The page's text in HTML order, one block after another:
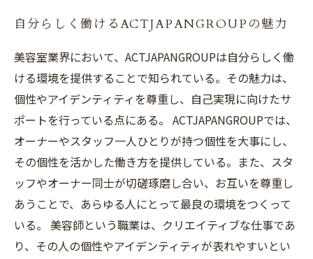
自分らしく働けるACTJAPANGROUPの魅力
美容室業界において、ACTJAPANGROUPは自分らしく働
ける環境を提供することで知られている。その魅力は、
個性やアイデンティティを尊重し、自己実現に向けたサ
ポートを行っている点にある。 ACTJAPANGROUPでは、
オーナーやスタッフ一人ひとりが持つ個性を大事にし、
その個性を活かした働き方を提供している。また、スタ
ッフやオーナー同士が切磋琢磨し合い、お互いを尊重し
あうことで、あらゆる人にとって最良の環境をつくって
いる。 美容師という職業は、クリエイティブな仕事であ
り、その人の個性やアイデンティティが表れやすいとい